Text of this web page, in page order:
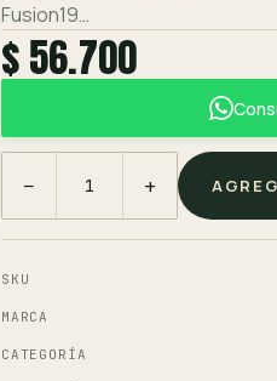
Fusion19…
$ 56.700
− +
SKU
MARCA
CATEGORÍA